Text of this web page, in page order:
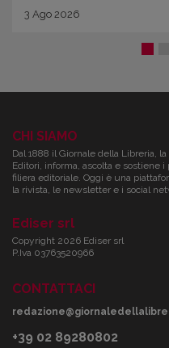
3 Ago 2026
CHI SIAMO
Dal 1888 il Giornale della Libreria,
Editori, informa, ascolta e sostiene
filiera editoriale. Oggi è una
la rivista, le newsletter e i social
Ediser srl
Copyright 2026 Ediser srl
P.Iva 03763520966
CONTATTACI
+39 02 89280802